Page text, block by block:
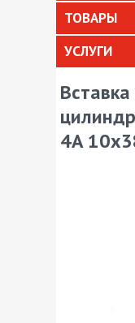
ТОВАРЫ
УСЛУГИ
4A